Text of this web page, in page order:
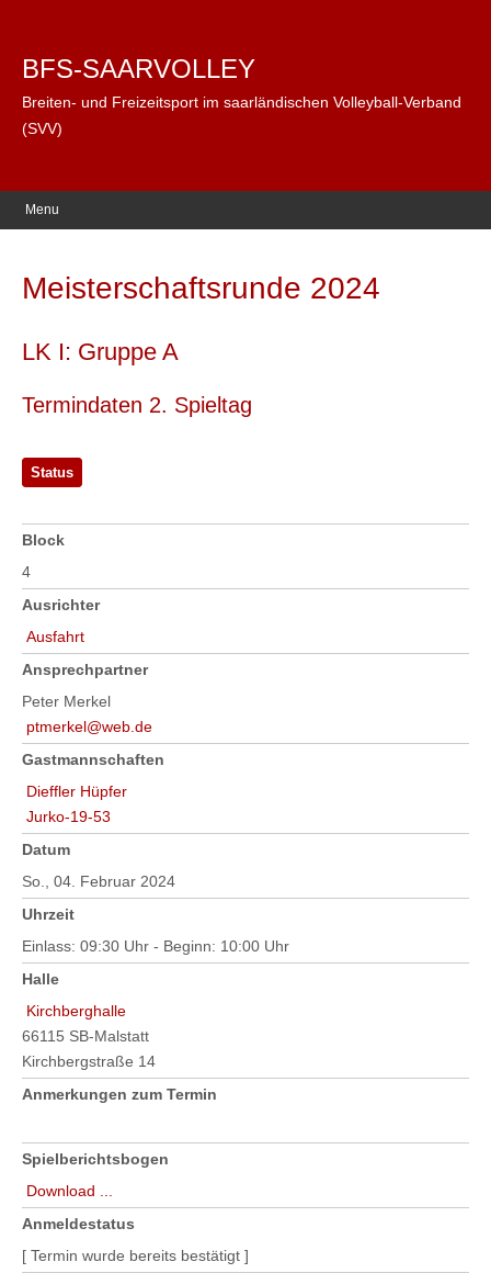
BFS-SAARVOLLEY
Breiten- und Freizeitsport im saarländischen Volleyball-Verband
(SVV)
Menu
Meisterschaftsrunde 2024
LK I: Gruppe A
Termindaten 2. Spieltag
Status
Block
4
Ausrichter
Ausfahrt
Ansprechpartner
Peter Merkel
ptmerkel@web.de
Gastmannschaften
Dieffler Hüpfer
Jurko-19-53
Datum
So., 04. Februar 2024
Uhrzeit
Einlass: 09:30 Uhr - Beginn: 10:00 Uhr
Halle
Kirchberghalle
66115 SB-Malstatt
Kirchbergstraße 14
Anmerkungen zum Termin
Spielberichtsbogen
Download ...
Anmeldestatus
[ Termin wurde bereits bestätigt ]